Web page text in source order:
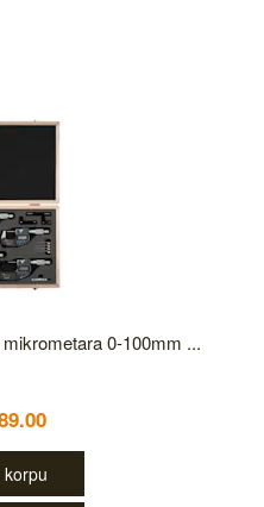
0-100mm ...
korpu